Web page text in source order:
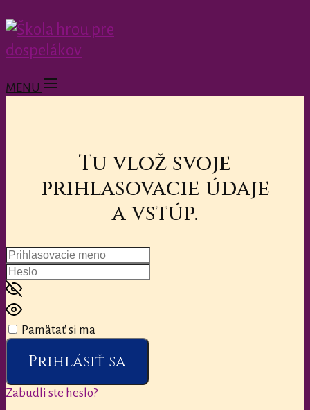
MENU
Tu vlož svoje
prihlasovacie údaje
a vstúp.
Pamätať si ma
Prihlásiť sa
Zabudli ste heslo?